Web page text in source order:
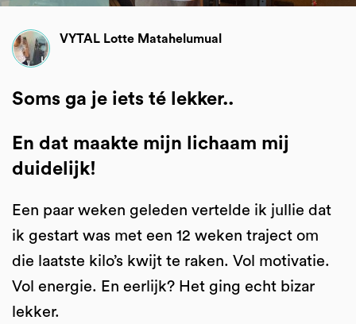
VYTAL Lotte Matahelumual
Soms ga je iets té lekker..
En dat maakte mijn lichaam mij
duidelijk!
Een paar weken geleden vertelde ik jullie dat
ik gestart was met een 12 weken traject om
die laatste kilo’s kwijt te raken. Vol motivatie.
Vol energie. En eerlijk? Het ging echt bizar
lekker.